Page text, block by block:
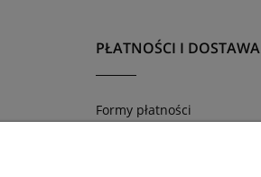
PŁATNOŚCI I DOSTAWA
Formy płatności